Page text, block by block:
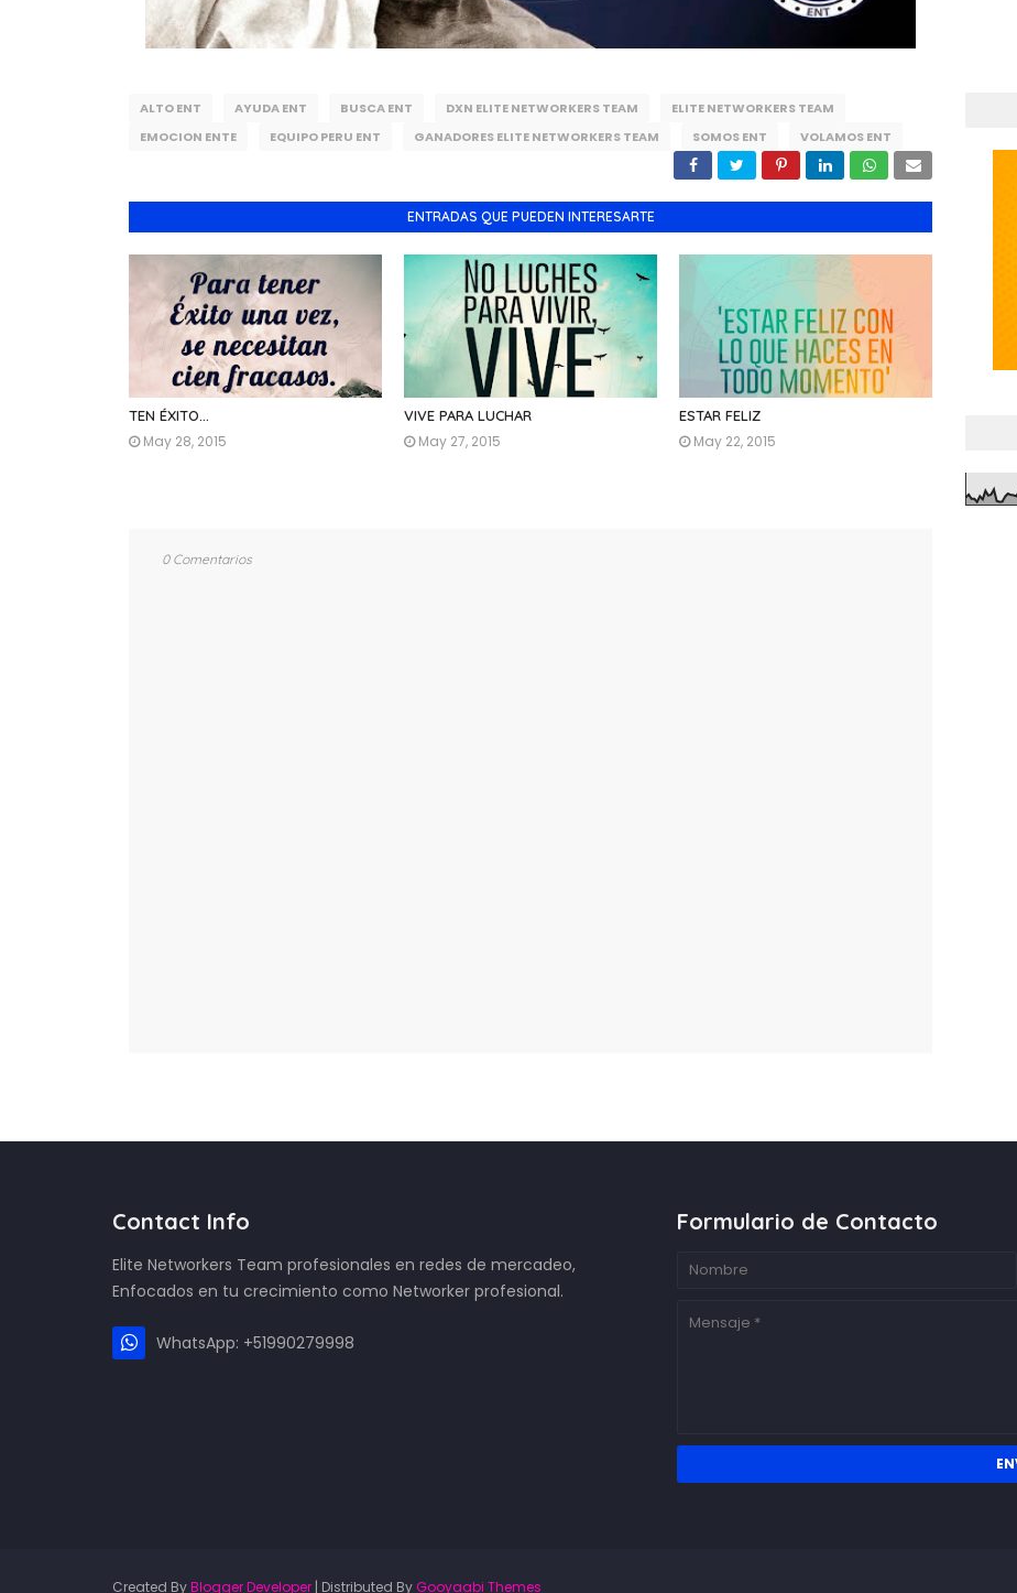
ALTO ENT AYUDA ENT BUSCA ENT DXN ELITE NETWORKERS TEAM
ELITE NETWORKERS TEAM
EMOCION ENTE
EQUIPO PERU ENT GANADORES ELITE NETWORKERS TEAM SOMOS ENT VOLAMOS ENT
ENTRADAS QUE PUEDEN INTERESARTE
TEN ÉXITO...
May 28, 2015
VIVE PARA LUCHAR
May 27, 2015
ESTAR FELIZ
May 22, 2015
0 Comentarios
Contact Info
Elite Networkers Team profesionales en redes de mercadeo,
Enfocados en tu crecimiento como Networker profesional.
WhatsApp: +51990279998
Formulario de Contacto
Created ByBlogger Developer | Distributed ByGooyaabi Themes